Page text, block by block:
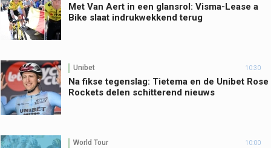
Met Van Aert in een glansrol: Visma-Lease a
Bike slaat indrukwekkend terug
Unibet 10:30
Na fikse tegenslag: Tietema en de Unibet Rose
Rockets delen schitterend nieuws
World Tour 10:00